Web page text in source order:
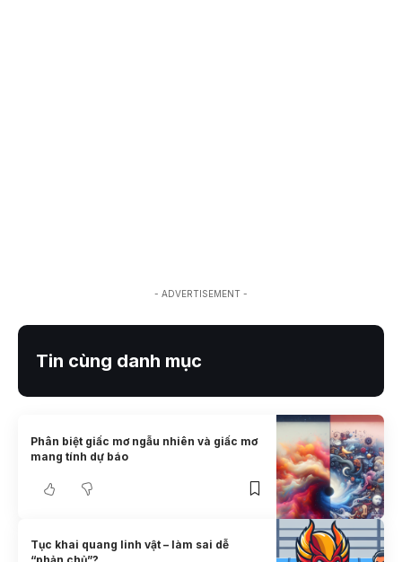
- ADVERTISEMENT -
Tin cùng danh mục
Phân biệt giấc mơ ngẫu nhiên và giấc mơ
mang tính dự báo
Tục khai quang linh vật – làm sai dễ